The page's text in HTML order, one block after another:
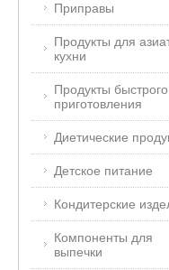
Приправы
Продукты для
кухни
Продукты быстрого
приготовления
Диетические
Детское питание
Кондитерские
Компоненты для
выпечки